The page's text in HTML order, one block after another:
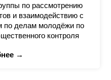
по рассмотрению
и взаимодействию с
по делам молодёжи по
контроля
→